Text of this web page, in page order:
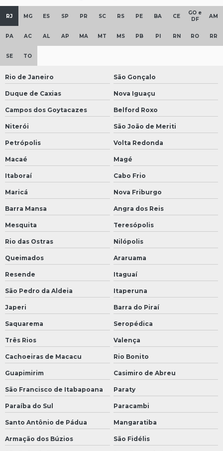
RJ MG ES SP PR SC RS PE BA CE
GO e
DF
AM
PA AC AL AP MA MT MS PB PI RN RO RR
SE TO
Rio de Janeiro São Gonçalo
Duque de Caxias Nova Iguaçu
Campos dos Goytacazes Belford Roxo
Niterói São João de Meriti
Petrópolis Volta Redonda
Macaé Magé
Itaboraí Cabo Frio
Maricá Nova Friburgo
Barra Mansa Angra dos Reis
Mesquita Teresópolis
Rio das Ostras Nilópolis
Queimados Araruama
Resende Itaguaí
São Pedro da Aldeia Itaperuna
Japeri Barra do Piraí
Saquarema Seropédica
Três Rios Valença
Cachoeiras de Macacu Rio Bonito
Guapimirim Casimiro de Abreu
São Francisco de Itabapoana Paraty
Paraíba do Sul Paracambi
Santo Antônio de Pádua Mangaratiba
Armação dos Búzios São Fidélis